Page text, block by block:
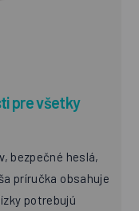
pre všetky
bezpečné heslá,
príručka obsahuje
potrebujú